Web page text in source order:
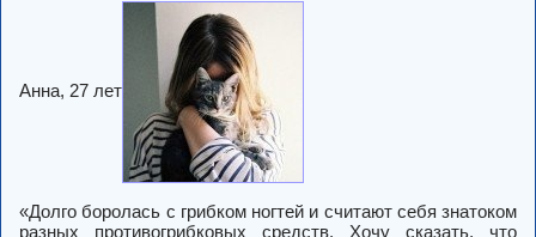
Анна, 27 лет
«Долго боролась с грибком ногтей и считают себя знатоком
разных противогрибковых средств. Хочу сказать, что